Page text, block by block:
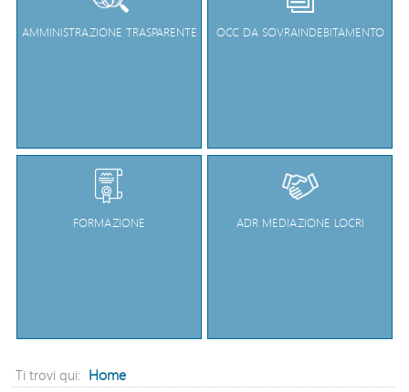
AMMINISTRAZIONE TRASPARENTE OCC DA SOVRAINDEBITAMENTO
FORMAZIONE ADR MEDIAZIONE LOCRI
Ti trovi qui: Home